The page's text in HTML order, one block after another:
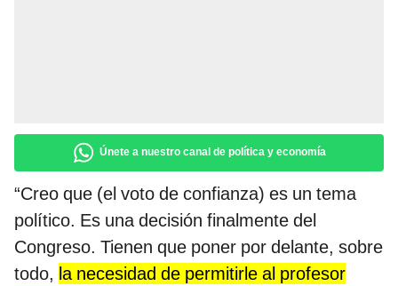
Únete a nuestro canal de política y economía
“Creo que (el voto de confianza) es un tema
político. Es una decisión finalmente del
Congreso. Tienen que poner por delante, sobre
todo, la necesidad de permitirle al profesor